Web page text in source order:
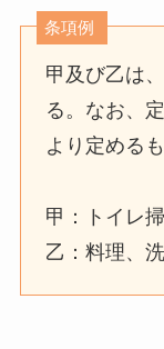
条項例
甲及び乙は
る。なお、
より定める
甲：トイレ
乙：料理、